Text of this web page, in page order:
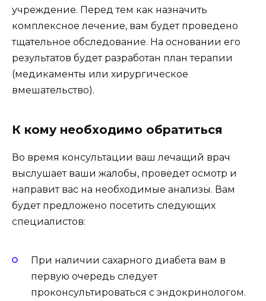
учреждение. Перед тем как назначить
комплексное лечение, вам будет проведено
тщательное обследование. На основании его
результатов будет разработан план терапии
(медикаменты или хирургическое
вмешательство).
К кому необходимо обратиться
Во время консультации ваш лечащий врач
выслушает ваши жалобы, проведет осмотр и
направит вас на необходимые анализы. Вам
будет предложено посетить следующих
специалистов:
При наличии сахарного диабета вам в
первую очередь следует
проконсультироваться с эндокринологом.